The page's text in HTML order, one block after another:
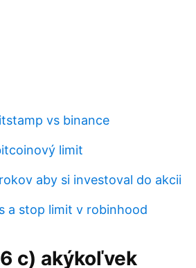
vs binance
limit
aby si investoval do akcii
a stop limit v robinhood
c) akýkoľvek